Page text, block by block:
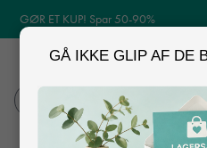
GØR ET KUP! Spar 50-90%
Log ind
Søg
GÅ IKKE GLIP AF DE